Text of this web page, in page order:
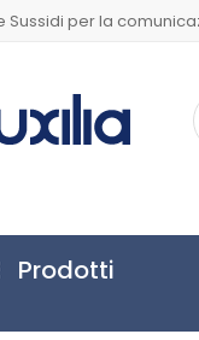
Sussidi per la
Prodotti